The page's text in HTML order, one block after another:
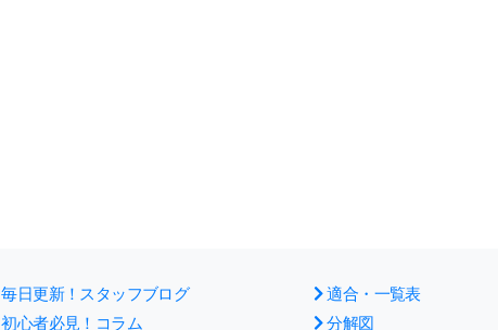
毎日更新！スタッフブログ
初心者必見！コラム
適合・一覧表
分解図